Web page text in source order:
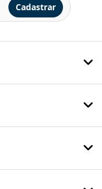
Cadastrar